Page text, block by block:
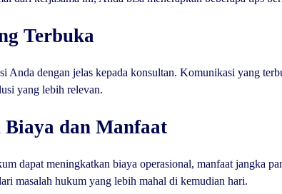
Terbuka
Anda dengan jelas kepada konsultan. Komunikasi yang
yang lebih relevan.
dan Manfaat
dapat meningkatkan biaya operasional, manfaat jangka
masalah hukum yang lebih mahal di kemudian hari.